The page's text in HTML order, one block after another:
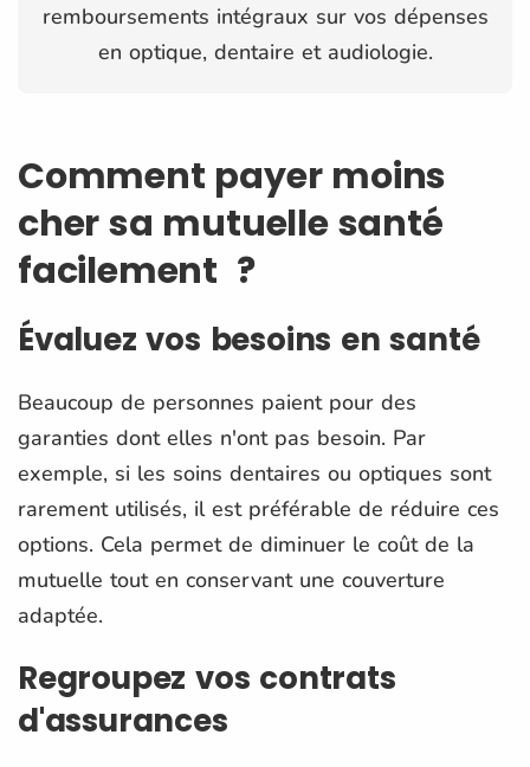
remboursements intégraux sur vos dépenses
en optique, dentaire et audiologie.
Comment payer moins
cher sa mutuelle santé
facilement ?
Évaluez vos besoins en santé
Beaucoup de personnes paient pour des
garanties dont elles n'ont pas besoin. Par
exemple, si les soins dentaires ou optiques sont
rarement utilisés, il est préférable de réduire ces
options. Cela permet de diminuer le coût de la
mutuelle tout en conservant une couverture
adaptée.
Regroupez vos contrats
d'assurances